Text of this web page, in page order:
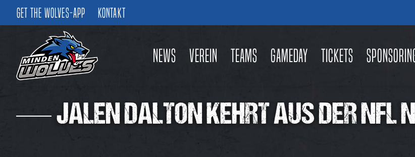
Get the Wolves-App Kontakt
News Verein Teams Gameday Tickets
JALEN DALTON KEHRT AUS DER NFL